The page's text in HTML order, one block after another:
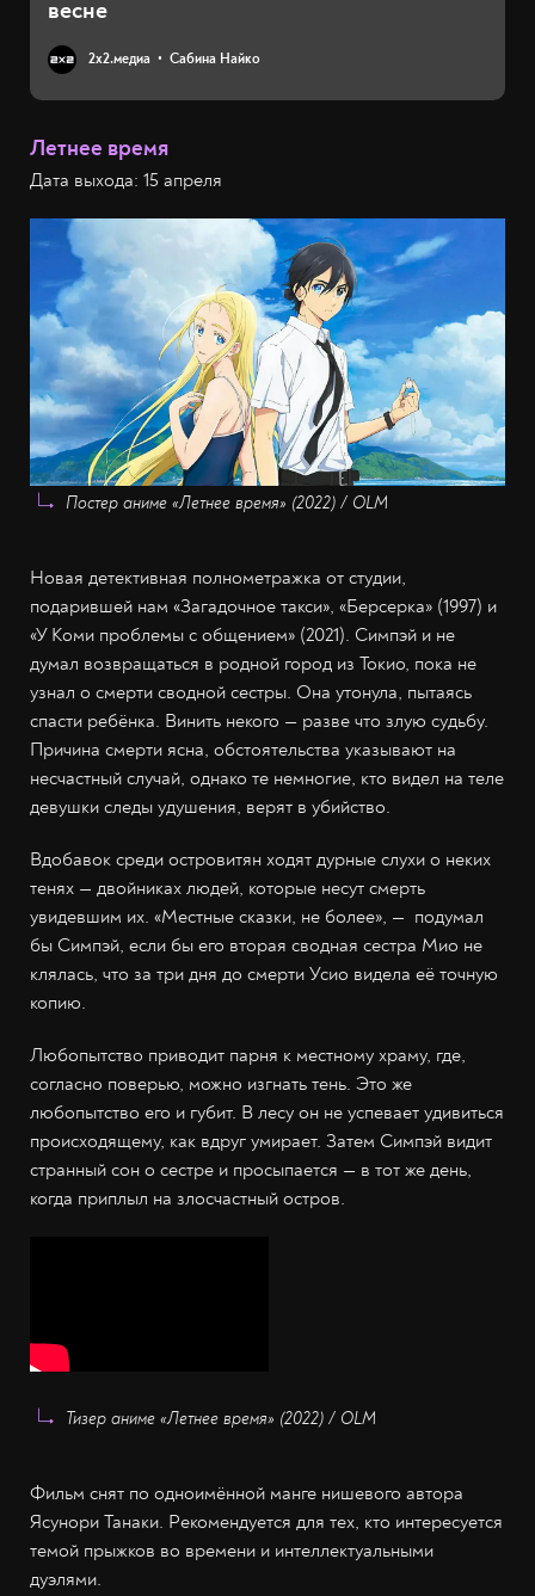
весне
2х2.медиа Сабина Найко
Летнее время
Дата выхода: 15 апреля
Постер аниме «Летнее время» (2022) / OLM
Новая детективная полнометражка от студии,
подарившей нам «Загадочное такси», «Берсерка» (1997) и
«У Коми проблемы с общением» (2021). Симпэй и не
думал возвращаться в родной город из Токио, пока не
узнал о смерти сводной сестры. Она утонула, пытаясь
спасти ребёнка. Винить некого — разве что злую судьбу.
Причина смерти ясна, обстоятельства указывают на
несчастный случай, однако те немногие, кто видел на теле
девушки следы удушения, верят в убийство.
Вдобавок среди островитян ходят дурные слухи о неких
тенях — двойниках людей, которые несут смерть
увидевшим их. «Местные сказки, не более», — подумал
бы Симпэй, если бы его вторая сводная сестра Мио не
клялась, что за три дня до смерти Усио видела её точную
копию.
Любопытство приводит парня к местному храму, где,
согласно поверью, можно изгнать тень. Это же
любопытство его и губит. В лесу он не успевает удивиться
происходящему, как вдруг умирает. Затем Симпэй видит
странный сон о сестре и просыпается — в тот же день,
когда приплыл на злосчастный остров.
Тизер аниме «Летнее время» (2022) / OLM
Фильм снят по одноимённой манге нишевого автора
Ясунори Танаки. Рекомендуется для тех, кто интересуется
темой прыжков во времени и интеллектуальными
дуэлями.